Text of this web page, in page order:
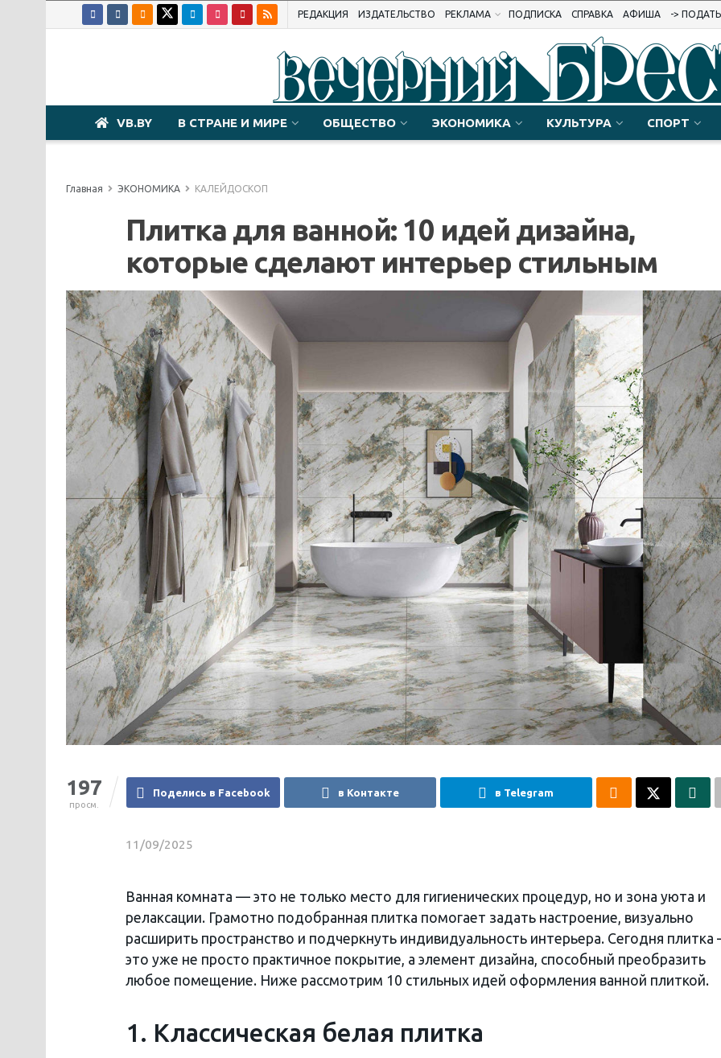
РЕДАКЦИЯ ИЗДАТЕЛЬСТВО РЕКЛАМА ПОДПИСКА СПРАВКА АФИША ->
VB.BY В СТРАНЕ И МИРЕ ОБЩЕСТВО ЭКОНОМИКА КУЛЬТУРА СПОРТ
Главная ЭКОНОМИКА КАЛЕЙДОСКОП
Плитка для ванной: 10 идей дизайна,
которые сделают интерьер стильным
197
просм.
Поделись в Facebook в Контакте в Telegram
11/09/2025
Ванная комната — это не только место для гигиенических процедур, но и зона уюта и
релаксации. Грамотно подобранная плитка помогает задать настроение, визуально
расширить пространство и подчеркнуть индивидуальность интерьера. Сегодня
это уже не просто практичное покрытие, а элемент дизайна, способный преобразить
любое помещение. Ниже рассмотрим 10 стильных идей оформления ванной плиткой.
1. Классическая белая плитка